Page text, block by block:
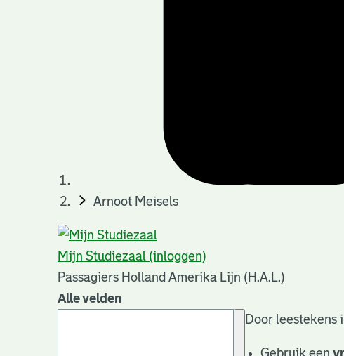
Arnoot Meisels
Mijn Studiezaal (inloggen)
Passagiers Holland Amerika Lijn (H.A.L.)
Alle velden
Door leestekens